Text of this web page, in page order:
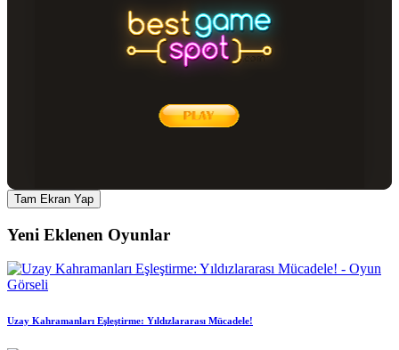
Tam Ekran Yap
Yeni Eklenen Oyunlar
Uzay Kahramanları Eşleştirme: Yıldızlararası Mücadele!